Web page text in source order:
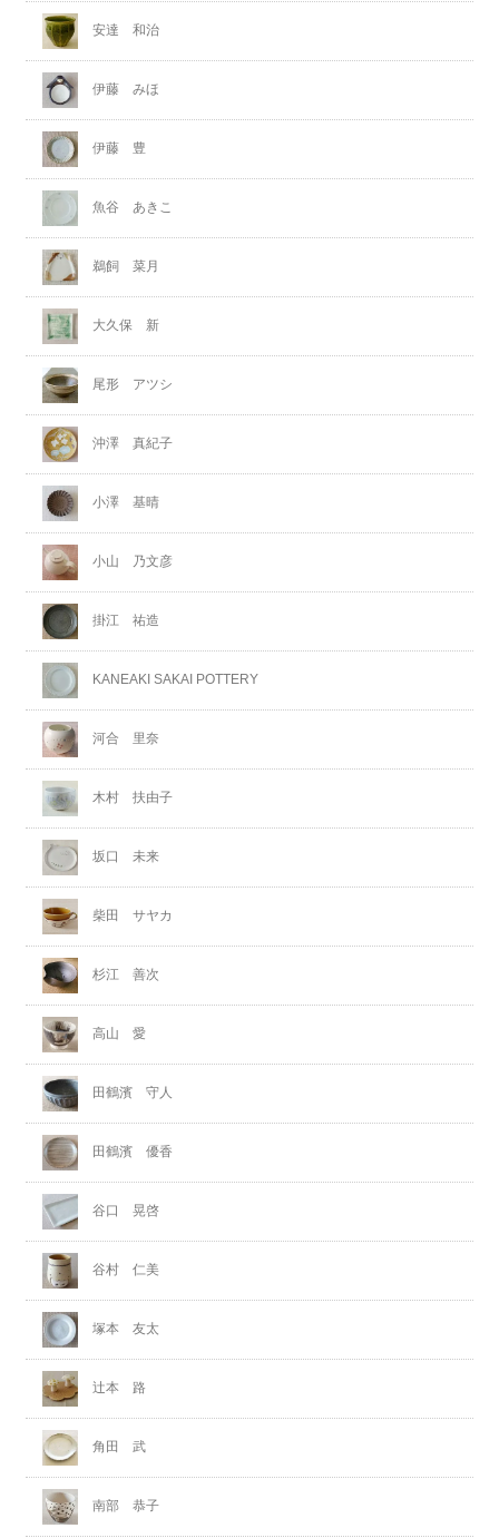
安達 和治
伊藤 みほ
伊藤 豊
魚谷 あきこ
鵜飼 菜月
大久保 新
尾形 アツシ
沖澤 真紀子
小澤 基晴
小山 乃文彦
掛江 祐造
KANEAKI SAKAI POTTERY
河合 里奈
木村 扶由子
坂口 未来
柴田 サヤカ
杉江 善次
高山 愛
田鶴濱 守人
田鶴濱 優香
谷口 晃啓
谷村 仁美
塚本 友太
辻本 路
角田 武
南部 恭子